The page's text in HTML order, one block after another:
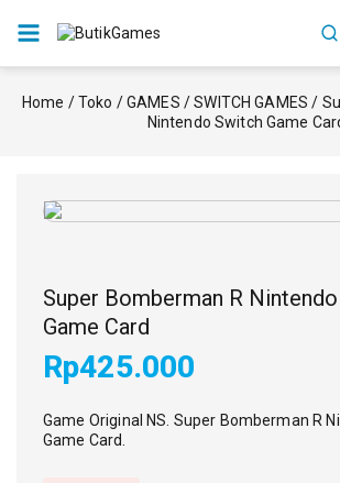
Home /Toko /GAMES / SWITCH GAMES /
Nintendo Switch Game
Super Bomberman R
Game Card
Rp425.000
Game Original NS. Super Bomberman R
Game Card.